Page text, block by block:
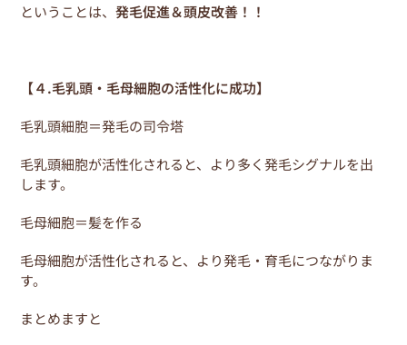
ということは、発毛促進＆頭皮改善！！
【４.毛乳頭・毛母細胞の活性化に成功】
毛乳頭細胞＝発毛の司令塔
毛乳頭細胞が活性化されると、より多く発毛シグナルを出
します。
毛母細胞＝髪を作る
毛母細胞が活性化されると、より発毛・育毛につながりま
す。
まとめますと